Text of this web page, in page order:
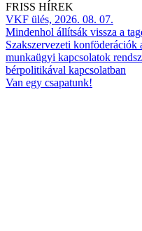
FRISS HÍREK
VKF ülés, 2026. 08. 07.
Mindenhol állítsák vissza a
Szakszervezeti konföderációk
munkaügyi kapcsolatok
bérpolitikával kapcsolatban
Van egy csapatunk!